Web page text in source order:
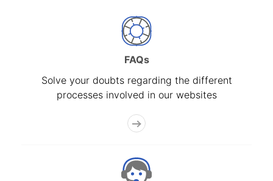
FAQs
Solve your doubts regarding the different
processes involved in our websites